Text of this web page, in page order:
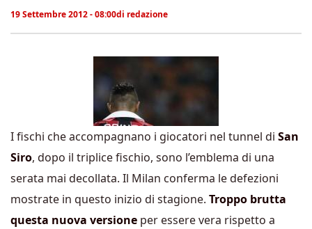
19 Settembre 2012 - 08:00di redazione
I fischi che accompagnano i giocatori nel tunnel di San
Siro, dopo il triplice fischio, sono l’emblema di una
serata mai decollata. Il Milan conferma le defezioni
mostrate in questo inizio di stagione. Troppo brutta
questa nuova versione per essere vera rispetto a